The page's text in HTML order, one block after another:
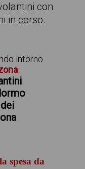
con
in corso.
intorno
spesa da